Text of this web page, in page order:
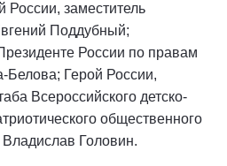
заместитель
Поддубный;
России по правам
Белова; Герой России,
Всероссийского детско-
общественного
Головин.